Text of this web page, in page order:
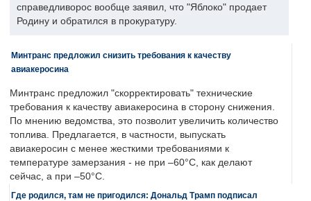
справедливорос вообще заявил, что "Яблоко" продает
Родину и обратился в прокуратуру.
Минтранс предложил снизить требования к качеству
авиакеросина
Минтранс предложил "скорректировать" технические
требования к качеству авиакеросина в сторону снижения.
По мнению ведомства, это позволит увеличить количество
топлива. Предлагается, в частности, выпускать
авиакеросин с менее жесткими требованиями к
температуре замерзания - не при –60°C, как делают
сейчас, а при –50°C.
Где родился, там не пригодился: Дональд Трамп подписал